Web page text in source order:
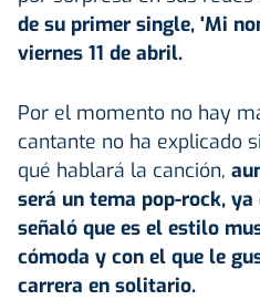
de su primer single, 'Mi
viernes 11 de abril.
Por el momento no hay
cantante no ha explicado
qué hablará la canción,
será un tema pop-rock, ya
señaló que es el estilo
cómoda y con el que le
carrera en solitario.